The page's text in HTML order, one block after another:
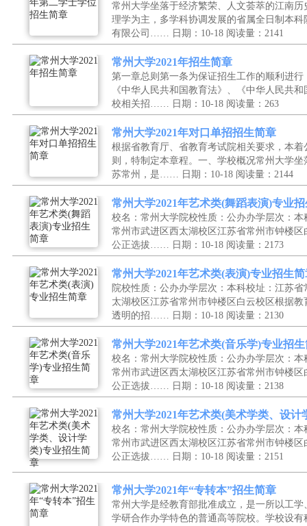
常州大学坐落于经济繁荣、人文荟萃的江南
理学为主，多学科协调发展的省属全日制本
有限公司…… 日期：10-18 阅读量：2141
常州大学2021年招生简章
第一章总则第一条为保证招生工作的顺利进
《中华人民共和国教育法》、《中华人民共
校相关招…… 日期：10-18 阅读量：263
常州大学2021年对口单招招生简章
根据省教育厅、省教育考试院相关要求，本
则，特制定本章程。一、学校概况常州大学
苏常州，是…… 日期：10-18 阅读量：2144
常州大学2021年艺术类(舞蹈表演)专业
校名：常州大学院校性质：公办办学层次：
常州市武进区西太湖校区江苏省常州市钟楼
公正选拔…… 日期：10-18 阅读量：2173
常州大学2021年艺术类(表演)专业招生
院校性质：公办办学层次：本科校址：江苏
太湖校区江苏省常州市钟楼区白云校区根据
透明的招…… 日期：10-18 阅读量：2130
常州大学2021年艺术类(音乐学)专业招
校名：常州大学院校性质：公办办学层次：
常州市武进区西太湖校区江苏省常州市钟楼
公正选拔…… 日期：10-18 阅读量：2138
常州大学2021年艺术类(美术学类、设计
校名：常州大学院校性质：公办办学层次：
常州市武进区西太湖校区江苏省常州市钟楼
公正选拔…… 日期：10-18 阅读量：2151
常州大学2021年“专转本”招生简章
常州大学是经教育部批准成立，是一所以工
学研合作办学特色的普通高等院校。学校设